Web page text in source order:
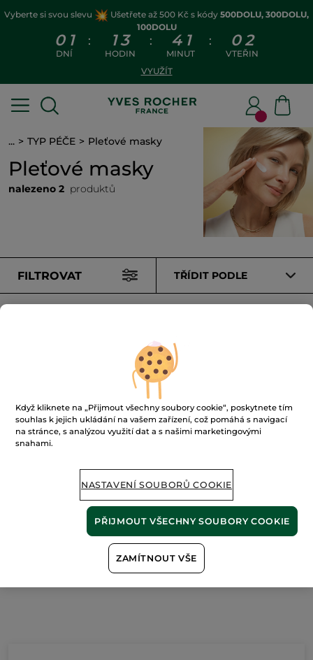
Vyberte si svou slevu Ušetřete až 500 Kč s kódy 500DOLU, 300DOLU,
100DOLU
0 1
DNÍ
: 13
HODIN
: 4 1
MINUT
: 0 2
VTEŘIN
VYUŽÍT
... TYP PÉČE Pleťové masky
Pleťové masky
nalezeno 2 produktů
FILTROVAT TŘÍDIT PODLE
Vyhlazující hydratační
maska na den a noc
Tuba 75 ml
PŘIDAT DO
Rozjasňující peelingová
maska
10653 Kč / 1l
Když kliknete na „Přijmout všechny soubory cookie“, poskytnete tím
souhlas k jejich ukládání na vašem zařízení, což pomáhá s navigací
na stránce, s analýzou využití dat a s našimi marketingovými
snahami.
NASTAVENÍ SOUBORŮ COOKIE
ZAMÍTNOUT VŠE
PŘIJMOUT VŠECHNY SOUBORY COOKIE